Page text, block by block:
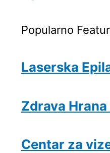
Popularno
Laserska
Zdrava Hrana
Centar za